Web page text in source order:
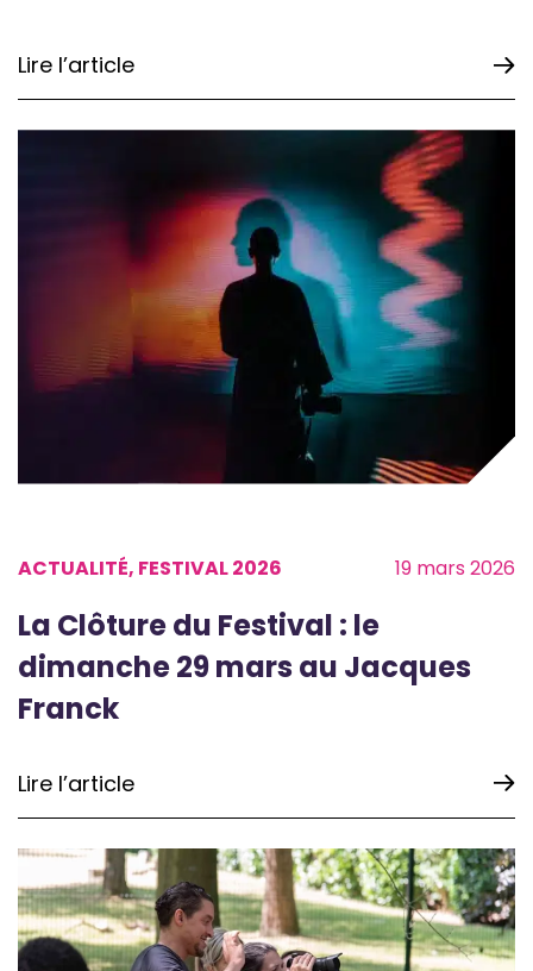
Lire l’article
ACTUALITÉ, FESTIVAL 2026 19 mars 2026
La Clôture du Festival : le
dimanche 29 mars au Jacques
Franck
Lire l’article